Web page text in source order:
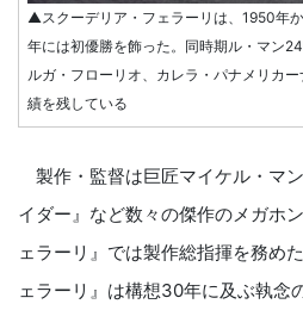
▲スクーデリア・フェラーリは、1950年
年には初優勝を飾った。同時期ル・マン
ルガ・フローリオ、カレラ・パナメリカ
績を残している
製作・監督は巨匠マイケル・マ
イダー』など数々の傑作のメガホ
ェラーリ』では製作総指揮を務め
ェラーリ』は構想30年に及ぶ執念